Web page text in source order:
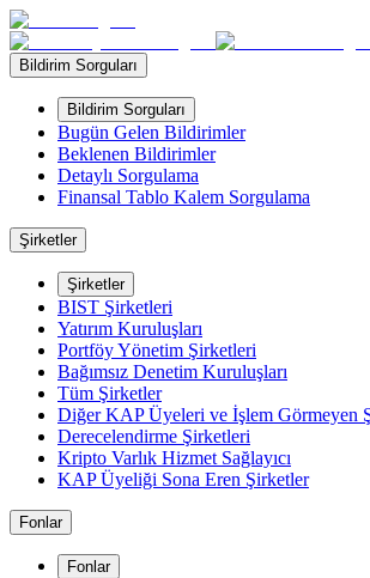
Bildirim Sorguları
Bildirim Sorguları
Bugün Gelen Bildirimler
Beklenen Bildirimler
Detaylı Sorgulama
Finansal Tablo Kalem Sorgulama
Şirketler
Şirketler
BIST Şirketleri
Yatırım Kuruluşları
Portföy Yönetim Şirketleri
Bağımsız Denetim Kuruluşları
Tüm Şirketler
Diğer KAP Üyeleri ve İşlem Görmeyen
Derecelendirme Şirketleri
Kripto Varlık Hizmet Sağlayıcı
KAP Üyeliği Sona Eren Şirketler
Fonlar
Fonlar